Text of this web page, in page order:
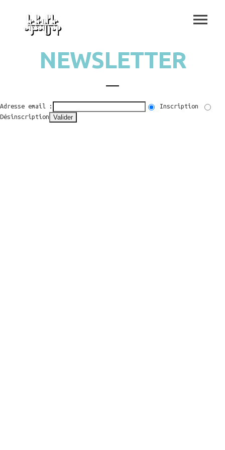
NEWSLETTER
Adresse email :
Inscription
Désinscription